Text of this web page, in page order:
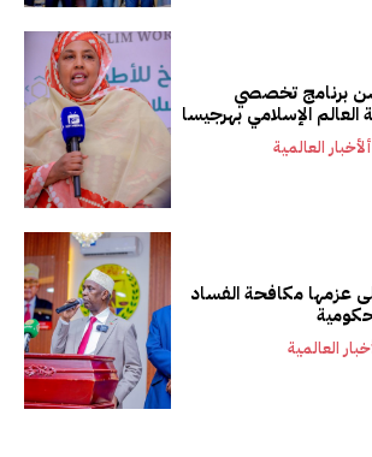
برنامج تخصصي
العالم الإسلامي بهرجيسا
ألأخبار العالمية
عزمها مكافحة الفساد
العالمية